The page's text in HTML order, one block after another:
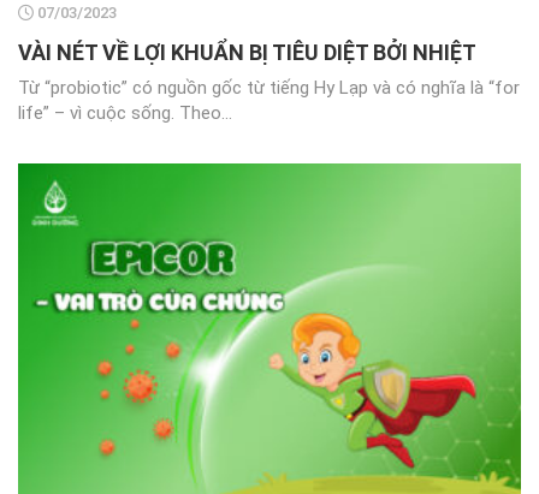
07/03/2023
VÀI NÉT VỀ LỢI KHUẨN BỊ TIÊU DIỆT BỞI NHIỆT
Từ “probiotic” có nguồn gốc từ tiếng Hy Lạp và có nghĩa là “for
life” – vì cuộc sống. Theo...